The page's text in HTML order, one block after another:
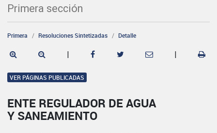
Primera sección
Primera Resoluciones Sintetizadas Detalle
| |
VER PÁGINAS PUBLICADAS
ENTE REGULADOR DE AGUA
Y SANEAMIENTO